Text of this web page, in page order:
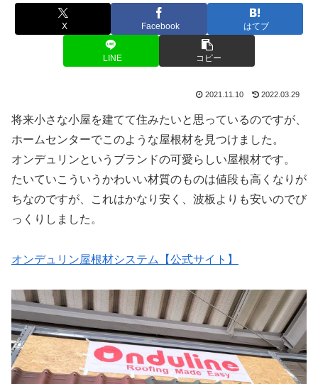
X Facebook はてブ
LINE コピー
2021.11.10 2022.03.29
将来小さな小屋を建てて住みたいと思っているのですが、
ホームセンターでこのような屋根材を見つけました。
オンデュリンというブランドの可愛らしい屋根材です。
たいていこういうかわいい材質のものは値段も高くなりが
ちなのですが、これはかなり安く、波板よりも安いのでび
っくりしました。
オンデュリン屋根材システム【公式サイト】